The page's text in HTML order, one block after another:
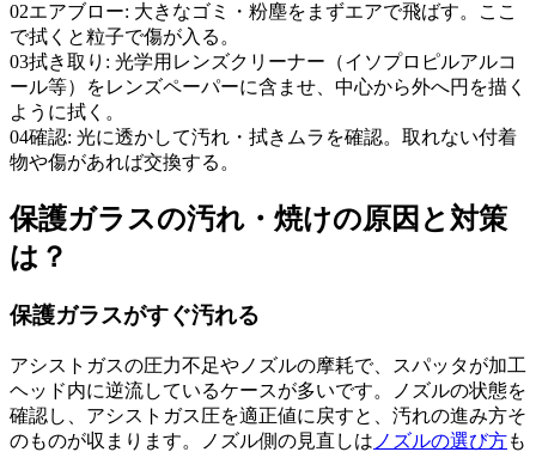
02エアブロー: 大きなゴミ・粉塵をまずエアで飛ばす。ここ
で拭くと粒子で傷が入る。
03拭き取り: 光学用レンズクリーナー（イソプロピルアルコ
ール等）をレンズペーパーに含ませ、中心から外へ円を描く
ように拭く。
04確認: 光に透かして汚れ・拭きムラを確認。取れない付着
物や傷があれば交換する。
保護ガラスの汚れ・焼けの原因と対策
は？
保護ガラスがすぐ汚れる
アシストガスの圧力不足やノズルの摩耗で、スパッタが加工
ヘッド内に逆流しているケースが多いです。ノズルの状態を
確認し、アシストガス圧を適正値に戻すと、汚れの進み方そ
のものが収まります。ノズル側の見直しは ノズルの選び方も